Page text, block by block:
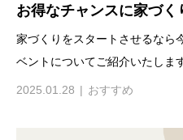
お得なチャンスに家づく
家づくりをスタートさせるなら
ベントについてご紹介いたしま
2025.01.28 おすすめ